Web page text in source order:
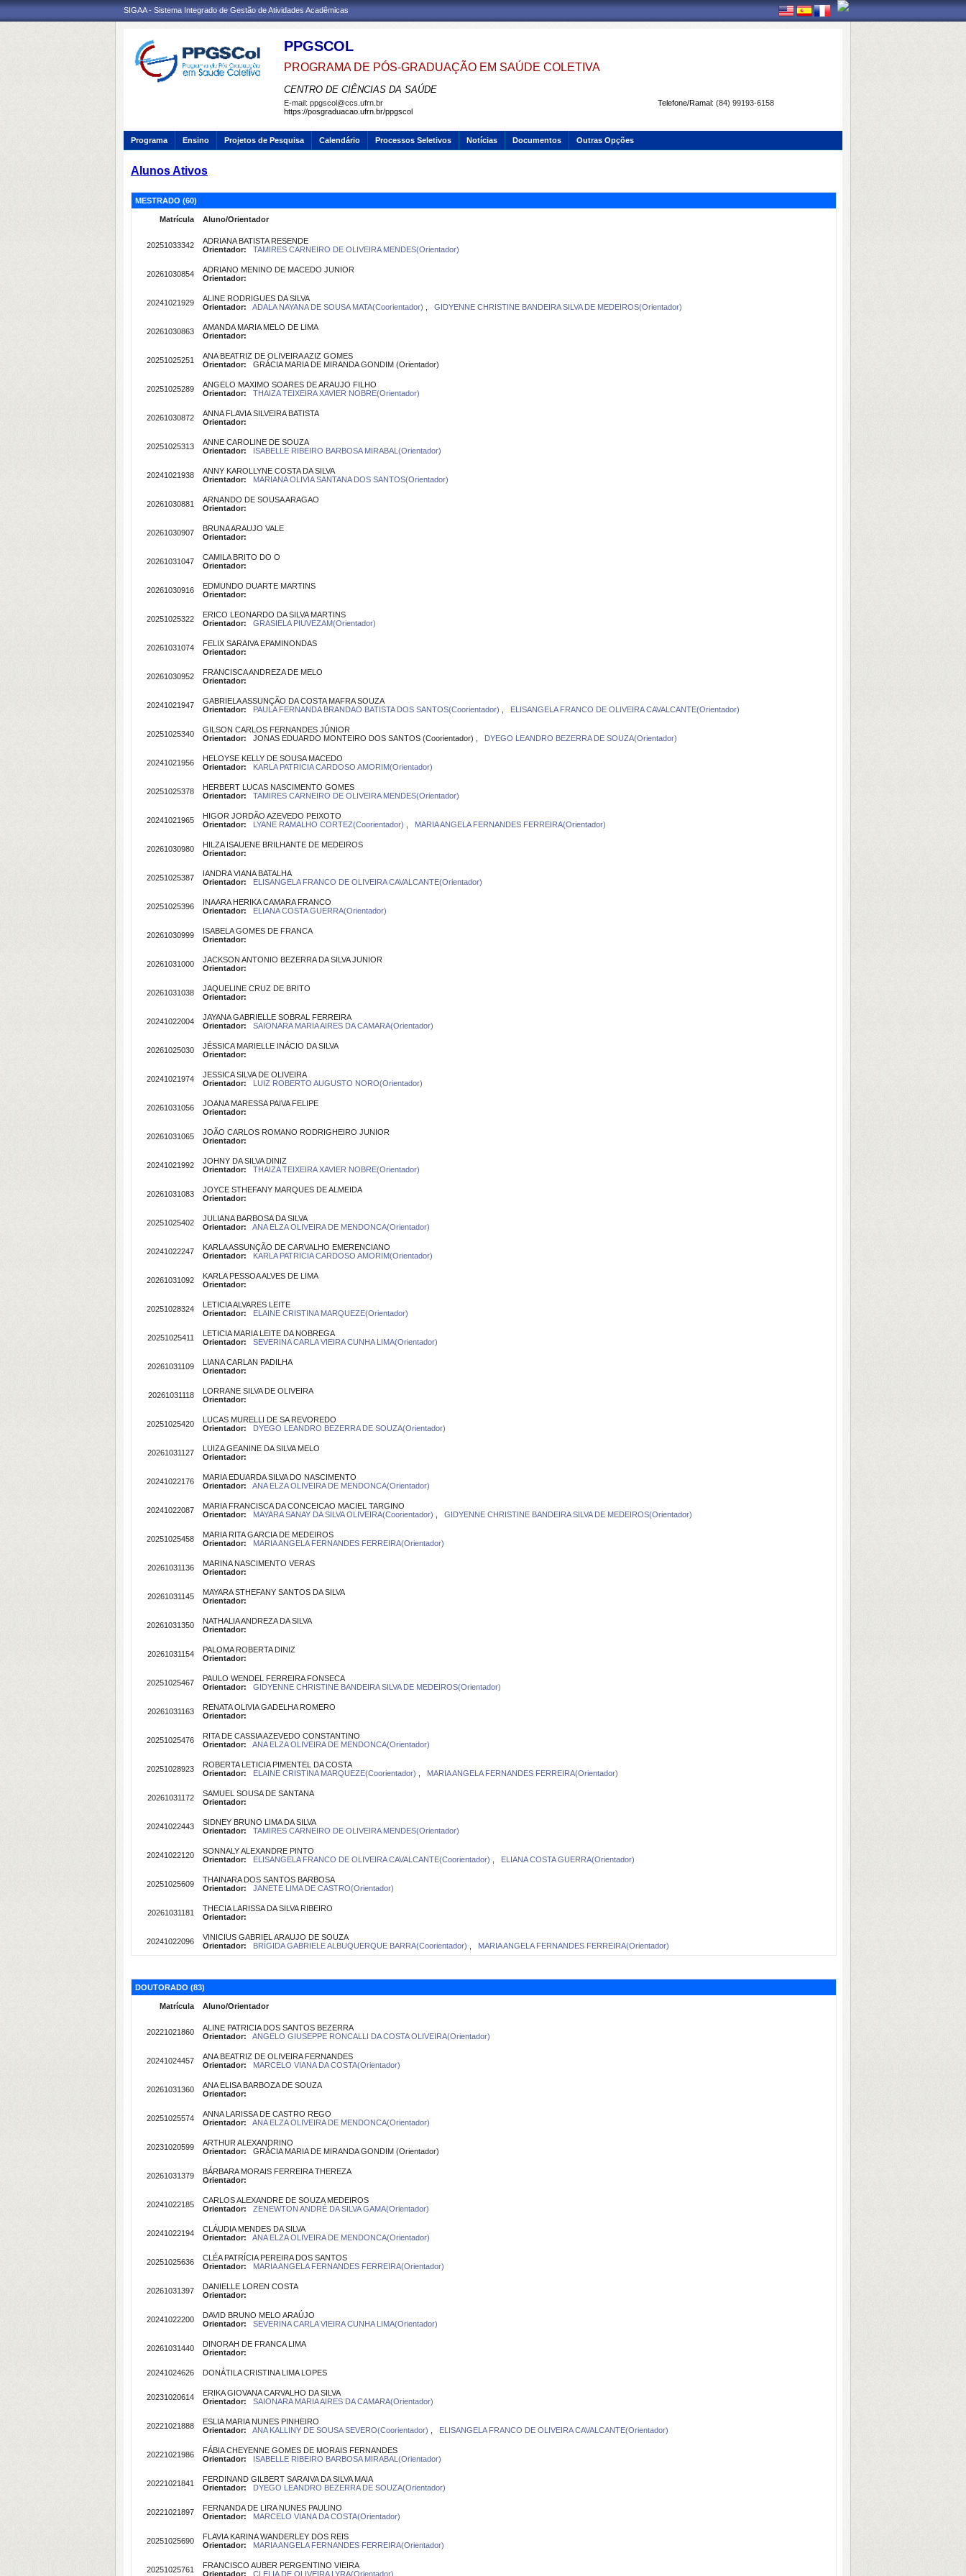
SIGAA - Sistema Integrado de Gestão de Atividades Acadêmicas
PPGSCOL
PROGRAMA DE PÓS-GRADUAÇÃO EM SAÚDE COLETIVA
CENTRO DE CIÊNCIAS DA SAÚDE
Telefone/Ramal: (84) 99193-6158
E-mail: ppgscol@ccs.ufrn.br
https://posgraduacao.ufrn.br/ppgscol
Programa Ensino Projetos de Pesquisa Calendário Processos Seletivos Notícias Documentos Outras Opções
Alunos Ativos
MESTRADO (60)
Matrícula Aluno/Orientador
20251033342
ADRIANA BATISTA RESENDE
Orientador:
TAMIRES CARNEIRO DE OLIVEIRA MENDES(Orientador)
20261030854
ADRIANO MENINO DE MACEDO JUNIOR
Orientador:
20241021929
ALINE RODRIGUES DA SILVA
Orientador:
ADALA NAYANA DE SOUSA MATA(Coorientador) GIDYENNE CHRISTINE BANDEIRA SILVA DE MEDEIROS(Orientador)
20261030863
AMANDA MARIA MELO DE LIMA
Orientador:
20251025251
ANA BEATRIZ DE OLIVEIRA AZIZ GOMES
Orientador: GRÁCIA MARIA DE MIRANDA GONDIM (Orientador)
20251025289
ANGELO MAXIMO SOARES DE ARAUJO FILHO
Orientador:
THAIZA TEIXEIRA XAVIER NOBRE(Orientador)
20261030872
ANNA FLAVIA SILVEIRA BATISTA
Orientador:
20251025313
ANNE CAROLINE DE SOUZA
Orientador:
ISABELLE RIBEIRO BARBOSA MIRABAL(Orientador)
20241021938
ANNY KAROLLYNE COSTA DA SILVA
Orientador:
MARIANA OLIVIA SANTANA DOS SANTOS(Orientador)
20261030881
ARNANDO DE SOUSA ARAGAO
Orientador:
20261030907
BRUNA ARAUJO VALE
Orientador:
20261031047
CAMILA BRITO DO O
Orientador:
20261030916
EDMUNDO DUARTE MARTINS
Orientador:
20251025322
ERICO LEONARDO DA SILVA MARTINS
Orientador:
GRASIELA PIUVEZAM(Orientador)
20261031074
FELIX SARAIVA EPAMINONDAS
Orientador:
20261030952
FRANCISCA ANDREZA DE MELO
Orientador:
20241021947
GABRIELA ASSUNÇÃO DA COSTA MAFRA SOUZA
Orientador:
PAULA FERNANDA BRANDAO BATISTA DOS SANTOS(Coorientador) ELISANGELA FRANCO DE OLIVEIRA CAVALCANTE(Orientador)
20251025340
GILSON CARLOS FERNANDES JÚNIOR
Orientador: JONAS EDUARDO MONTEIRO DOS SANTOS (Coorientador) , DYEGO LEANDRO BEZERRA DE SOUZA(Orientador)
20241021956
HELOYSE KELLY DE SOUSA MACEDO
Orientador:
KARLA PATRICIA CARDOSO AMORIM(Orientador)
20251025378
HERBERT LUCAS NASCIMENTO GOMES
Orientador:
TAMIRES CARNEIRO DE OLIVEIRA MENDES(Orientador)
20241021965
HIGOR JORDÃO AZEVEDO PEIXOTO
Orientador:
LYANE RAMALHO CORTEZ(Coorientador) MARIA ANGELA FERNANDES FERREIRA(Orientador)
20261030980
HILZA ISAUENE BRILHANTE DE MEDEIROS
Orientador:
20251025387
IANDRA VIANA BATALHA
Orientador:
ELISANGELA FRANCO DE OLIVEIRA CAVALCANTE(Orientador)
20251025396
INAARA HERIKA CAMARA FRANCO
Orientador:
ELIANA COSTA GUERRA(Orientador)
20261030999
ISABELA GOMES DE FRANCA
Orientador:
20261031000
JACKSON ANTONIO BEZERRA DA SILVA JUNIOR
Orientador:
20261031038
JAQUELINE CRUZ DE BRITO
Orientador:
20241022004
JAYANA GABRIELLE SOBRAL FERREIRA
Orientador:
SAIONARA MARIA AIRES DA CAMARA(Orientador)
20261025030
JÉSSICA MARIELLE INÁCIO DA SILVA
Orientador:
20241021974
JESSICA SILVA DE OLIVEIRA
Orientador:
LUIZ ROBERTO AUGUSTO NORO(Orientador)
20261031056
JOANA MARESSA PAIVA FELIPE
Orientador:
20261031065
JOÃO CARLOS ROMANO RODRIGHEIRO JUNIOR
Orientador:
20241021992
JOHNY DA SILVA DINIZ
Orientador:
THAIZA TEIXEIRA XAVIER NOBRE(Orientador)
20261031083
JOYCE STHEFANY MARQUES DE ALMEIDA
Orientador:
20251025402
JULIANA BARBOSA DA SILVA
Orientador:
ANA ELZA OLIVEIRA DE MENDONCA(Orientador)
20241022247
KARLA ASSUNÇÃO DE CARVALHO EMERENCIANO
Orientador:
KARLA PATRICIA CARDOSO AMORIM(Orientador)
20261031092
KARLA PESSOA ALVES DE LIMA
Orientador:
20251028324
LETICIA ALVARES LEITE
Orientador:
ELAINE CRISTINA MARQUEZE(Orientador)
20251025411
LETICIA MARIA LEITE DA NOBREGA
Orientador:
SEVERINA CARLA VIEIRA CUNHA LIMA(Orientador)
20261031109
LIANA CARLAN PADILHA
Orientador:
20261031118
LORRANE SILVA DE OLIVEIRA
Orientador:
20251025420
LUCAS MURELLI DE SA REVOREDO
Orientador:
DYEGO LEANDRO BEZERRA DE SOUZA(Orientador)
20261031127
LUIZA GEANINE DA SILVA MELO
Orientador:
20241022176
MARIA EDUARDA SILVA DO NASCIMENTO
Orientador:
ANA ELZA OLIVEIRA DE MENDONCA(Orientador)
20241022087
MARIA FRANCISCA DA CONCEICAO MACIEL TARGINO
Orientador:
MAYARA SANAY DA SILVA OLIVEIRA(Coorientador) GIDYENNE CHRISTINE BANDEIRA SILVA DE MEDEIROS(Orientador)
20251025458
MARIA RITA GARCIA DE MEDEIROS
Orientador:
MARIA ANGELA FERNANDES FERREIRA(Orientador)
20261031136
MARINA NASCIMENTO VERAS
Orientador:
20261031145
MAYARA STHEFANY SANTOS DA SILVA
Orientador:
20261031350
NATHALIA ANDREZA DA SILVA
Orientador:
20261031154
PALOMA ROBERTA DINIZ
Orientador:
20251025467
PAULO WENDEL FERREIRA FONSECA
Orientador:
GIDYENNE CHRISTINE BANDEIRA SILVA DE MEDEIROS(Orientador)
20261031163
RENATA OLIVIA GADELHA ROMERO
Orientador:
20251025476
RITA DE CASSIA AZEVEDO CONSTANTINO
Orientador:
ANA ELZA OLIVEIRA DE MENDONCA(Orientador)
20251028923
ROBERTA LETICIA PIMENTEL DA COSTA
Orientador:
ELAINE CRISTINA MARQUEZE(Coorientador) MARIA ANGELA FERNANDES FERREIRA(Orientador)
20261031172
SAMUEL SOUSA DE SANTANA
Orientador:
20241022443
SIDNEY BRUNO LIMA DA SILVA
Orientador:
TAMIRES CARNEIRO DE OLIVEIRA MENDES(Orientador)
20241022120
SONNALY ALEXANDRE PINTO
Orientador:
ELISANGELA FRANCO DE OLIVEIRA CAVALCANTE(Coorientador) ELIANA COSTA GUERRA(Orientador)
20251025609
THAINARA DOS SANTOS BARBOSA
Orientador:
JANETE LIMA DE CASTRO(Orientador)
20261031181
THECIA LARISSA DA SILVA RIBEIRO
Orientador:
20241022096
VINICIUS GABRIEL ARAUJO DE SOUZA
Orientador:
BRÍGIDA GABRIELE ALBUQUERQUE BARRA(Coorientador) MARIA ANGELA FERNANDES FERREIRA(Orientador)
DOUTORADO (83)
Matrícula Aluno/Orientador
20221021860
ALINE PATRICIA DOS SANTOS BEZERRA
Orientador:
ANGELO GIUSEPPE RONCALLI DA COSTA OLIVEIRA(Orientador)
20241024457
ANA BEATRIZ DE OLIVEIRA FERNANDES
Orientador:
MARCELO VIANA DA COSTA(Orientador)
20261031360
ANA ELISA BARBOZA DE SOUZA
Orientador:
20251025574
ANNA LARISSA DE CASTRO REGO
Orientador:
ANA ELZA OLIVEIRA DE MENDONCA(Orientador)
20231020599
ARTHUR ALEXANDRINO
Orientador: GRÁCIA MARIA DE MIRANDA GONDIM (Orientador)
20261031379
BÁRBARA MORAIS FERREIRA THEREZA
Orientador:
20241022185
CARLOS ALEXANDRE DE SOUZA MEDEIROS
Orientador:
ZENEWTON ANDRÉ DA SILVA GAMA(Orientador)
20241022194
CLÁUDIA MENDES DA SILVA
Orientador:
ANA ELZA OLIVEIRA DE MENDONCA(Orientador)
20251025636
CLÉA PATRÍCIA PEREIRA DOS SANTOS
Orientador:
MARIA ANGELA FERNANDES FERREIRA(Orientador)
20261031397
DANIELLE LOREN COSTA
Orientador:
20241022200
DAVID BRUNO MELO ARAÚJO
Orientador:
SEVERINA CARLA VIEIRA CUNHA LIMA(Orientador)
20261031440
DINORAH DE FRANCA LIMA
Orientador:
20241024626 DONÁTILA CRISTINA LIMA LOPES
20231020614
ERIKA GIOVANA CARVALHO DA SILVA
Orientador:
SAIONARA MARIA AIRES DA CAMARA(Orientador)
20221021888
ESLIA MARIA NUNES PINHEIRO
Orientador:
ANA KALLINY DE SOUSA SEVERO(Coorientador) ELISANGELA FRANCO DE OLIVEIRA CAVALCANTE(Orientador)
20221021986
FÁBIA CHEYENNE GOMES DE MORAIS FERNANDES
Orientador:
ISABELLE RIBEIRO BARBOSA MIRABAL(Orientador)
20221021841
FERDINAND GILBERT SARAIVA DA SILVA MAIA
Orientador:
DYEGO LEANDRO BEZERRA DE SOUZA(Orientador)
20221021897
FERNANDA DE LIRA NUNES PAULINO
Orientador:
MARCELO VIANA DA COSTA(Orientador)
20251025690
FLAVIA KARINA WANDERLEY DOS REIS
Orientador:
MARIA ANGELA FERNANDES FERREIRA(Orientador)
20251025761
FRANCISCO AUBER PERGENTINO VIEIRA
Orientador:
CLELIA DE OLIVEIRA LYRA(Orientador)